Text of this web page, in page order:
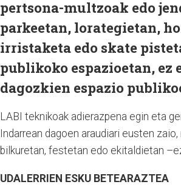
pertsona-multzoak edo
parkeetan, lorategietan,
irristaketa edo skate
publikoko espazioetan, ez
dagozkien espazio
LABI teknikoak adierazpena egin eta
Indarrean dagoen araudiari eusten
bilkuretan, festetan edo ekitaldietan
UDALERRIEN ESKU BETEARAZTEA